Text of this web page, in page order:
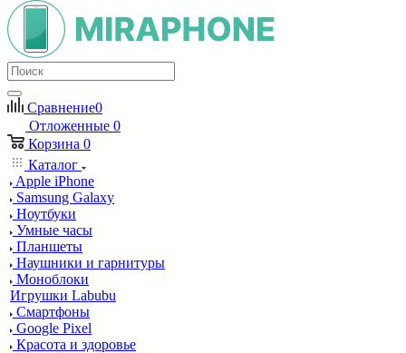
Сравнение0
Отложенные 0
Корзина 0
Каталог
Apple iPhone
Samsung Galaxy
Ноутбуки
Умные часы
Планшеты
Наушники и гарнитуры
Моноблоки
Игрушки Labubu
Смартфоны
Google Pixel
Красота и здоровье